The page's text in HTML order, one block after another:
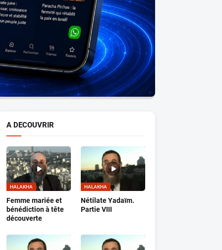
A DECOUVRIR
HALAKHA
Femme mariée et
bénédiction à tête
découverte
HALAKHA
Nétilate Yadaïm.
Partie VIII